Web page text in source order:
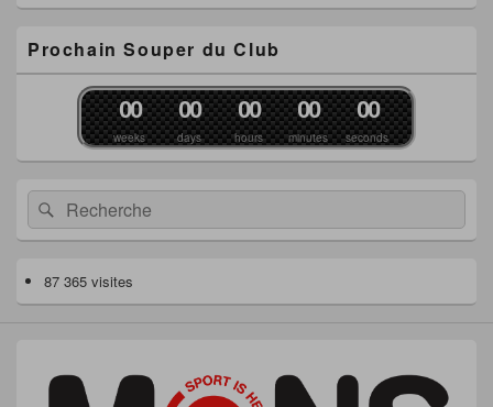
Prochain Souper du Club
weeks
00
days
00
hours
00
minutes
00
seconds
00
Recherche :Rechercher
87 365 visites